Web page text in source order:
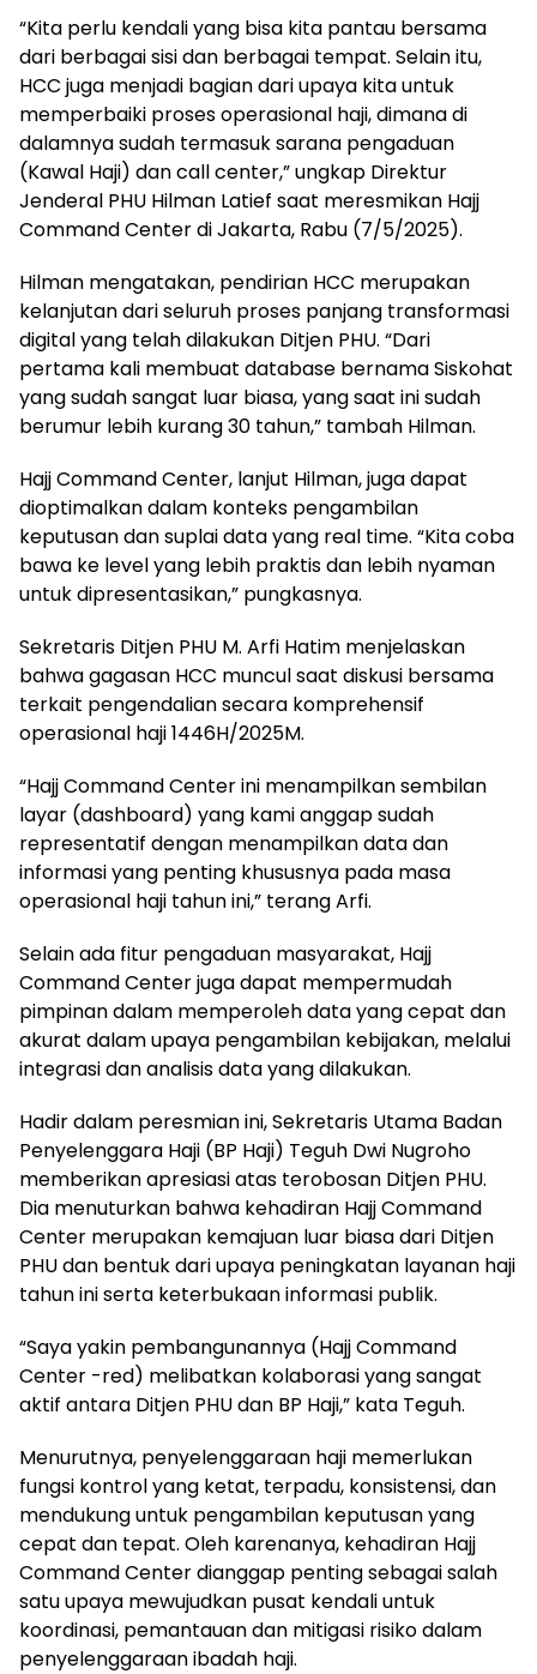
“Kita perlu kendali yang bisa kita pantau bersama
dari berbagai sisi dan berbagai tempat. Selain itu,
HCC juga menjadi bagian dari upaya kita untuk
memperbaiki proses operasional haji, dimana di
dalamnya sudah termasuk sarana pengaduan
(Kawal Haji) dan call center,” ungkap Direktur
Jenderal PHU Hilman Latief saat meresmikan Hajj
Command Center di Jakarta, Rabu (7/5/2025).
Hilman mengatakan, pendirian HCC merupakan
kelanjutan dari seluruh proses panjang transformasi
digital yang telah dilakukan Ditjen PHU. “Dari
pertama kali membuat database bernama Siskohat
yang sudah sangat luar biasa, yang saat ini sudah
berumur lebih kurang 30 tahun,” tambah Hilman.
Hajj Command Center, lanjut Hilman, juga dapat
dioptimalkan dalam konteks pengambilan
keputusan dan suplai data yang real time. “Kita coba
bawa ke level yang lebih praktis dan lebih nyaman
untuk dipresentasikan,” pungkasnya.
Sekretaris Ditjen PHU M. Arfi Hatim menjelaskan
bahwa gagasan HCC muncul saat diskusi bersama
terkait pengendalian secara komprehensif
operasional haji 1446H/2025M.
“Hajj Command Center ini menampilkan sembilan
layar (dashboard) yang kami anggap sudah
representatif dengan menampilkan data dan
informasi yang penting khususnya pada masa
operasional haji tahun ini,” terang Arfi.
Selain ada fitur pengaduan masyarakat, Hajj
Command Center juga dapat mempermudah
pimpinan dalam memperoleh data yang cepat dan
akurat dalam upaya pengambilan kebijakan, melalui
integrasi dan analisis data yang dilakukan.
Hadir dalam peresmian ini, Sekretaris Utama Badan
Penyelenggara Haji (BP Haji) Teguh Dwi Nugroho
memberikan apresiasi atas terobosan Ditjen PHU.
Dia menuturkan bahwa kehadiran Hajj Command
Center merupakan kemajuan luar biasa dari Ditjen
PHU dan bentuk dari upaya peningkatan layanan haji
tahun ini serta keterbukaan informasi publik.
“Saya yakin pembangunannya (Hajj Command
Center -red) melibatkan kolaborasi yang sangat
aktif antara Ditjen PHU dan BP Haji,” kata Teguh.
Menurutnya, penyelenggaraan haji memerlukan
fungsi kontrol yang ketat, terpadu, konsistensi, dan
mendukung untuk pengambilan keputusan yang
cepat dan tepat. Oleh karenanya, kehadiran Hajj
Command Center dianggap penting sebagai salah
satu upaya mewujudkan pusat kendali untuk
koordinasi, pemantauan dan mitigasi risiko dalam
penyelenggaraan ibadah haji.